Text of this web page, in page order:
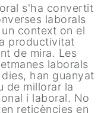
s'ha convertit
laborals
context on el
productivitat
de mira. Les
laborals
han guanyat
de millorar la
i laboral. No
reticències en